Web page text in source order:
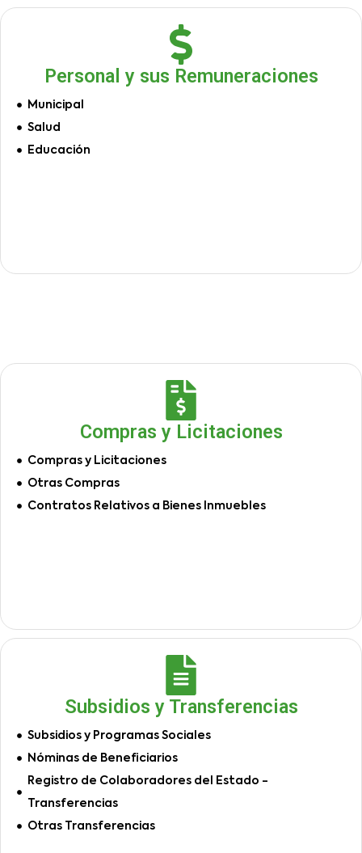
Personal y sus Remuneraciones
Municipal
Salud
Educación
Compras y Licitaciones
Compras y Licitaciones
Otras Compras
Contratos Relativos a Bienes Inmuebles
Subsidios y Transferencias
Subsidios y Programas Sociales
Nóminas de Beneficiarios
Registro de Colaboradores del Estado -
Transferencias
Otras Transferencias